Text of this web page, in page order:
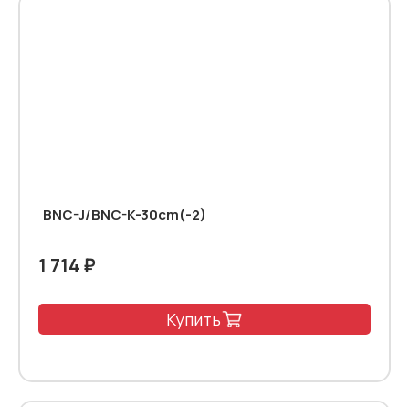
BNC-J/BNC-K-30cm(-2)
1 714 ₽
Купить